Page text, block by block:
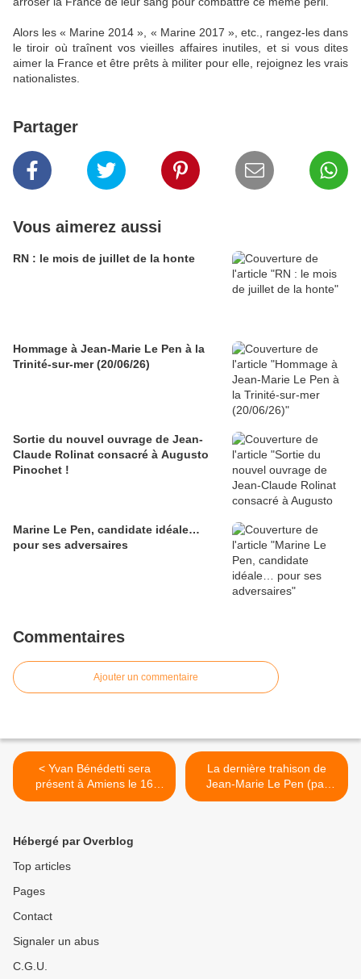
Alors les « Marine 2014 », « Marine 2017 », etc., rangez-les dans
le tiroir où traînent vos vieilles affaires inutiles, et si vous dites
aimer la France et être prêts à militer pour elle, rejoignez les vrais
nationalistes.
Partager
Vous aimerez aussi
RN : le mois de juillet de la honte
Hommage à Jean-Marie Le Pen à la
Trinité-sur-mer (20/06/26)
Sortie du nouvel ouvrage de Jean-
Claude Rolinat consacré à Augusto
Pinochet !
Marine Le Pen, candidate idéale…
pour ses adversaires
Commentaires
Ajouter un commentaire
< Yvan Bénédetti sera
présent à Amiens le 16
novembre !
La dernière trahison de
Jean-Marie Le Pen (par
Jean Dupont) >
Hébergé par Overblog
Top articles
Pages
Contact
Signaler un abus
C.G.U.